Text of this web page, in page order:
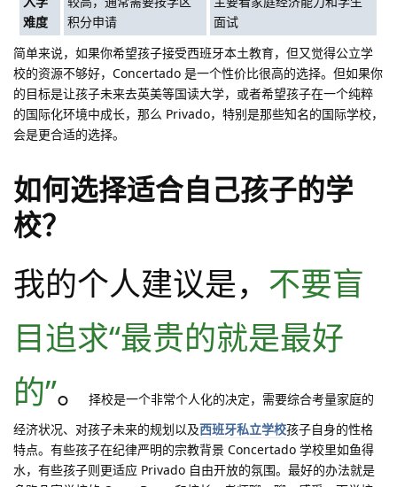
难度
积分申请
面试
简单来说，如果你希望孩子接受西班牙本土教育，但又觉得公立学
校的资源不够好，Concertado 是一个性价比很高的选择。但如果你
的目标是让孩子未来去英美等国读大学，或者希望孩子在一个纯粹
的国际化环境中成长，那么 Privado，特别是那些知名的国际学校，
会是更合适的选择。
如何选择适合自己孩子的学
校？
我的个人建议是， 不要盲
目追求“最贵的就是最好
的”。
择校是一个非常个人化的决定，需要综合考量家庭的
经济状况、对孩子未来的规划以及西班牙私立学校孩子自身的性格
特点。有些孩子在纪律严明的宗教背景 Concertado 学校里如鱼得
水，有些孩子则更适应 Privado 自由开放的氛围。最好的办法就是